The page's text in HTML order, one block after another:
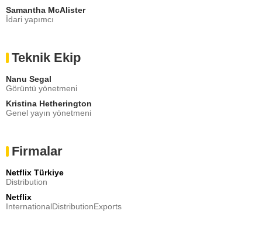
Samantha McAlister
İdari yapımcı
Teknik Ekip
Nanu Segal
Görüntü yönetmeni
Kristina Hetherington
Genel yayın yönetmeni
Firmalar
Netflix Türkiye
Distribution
Netflix
InternationalDistributionExports